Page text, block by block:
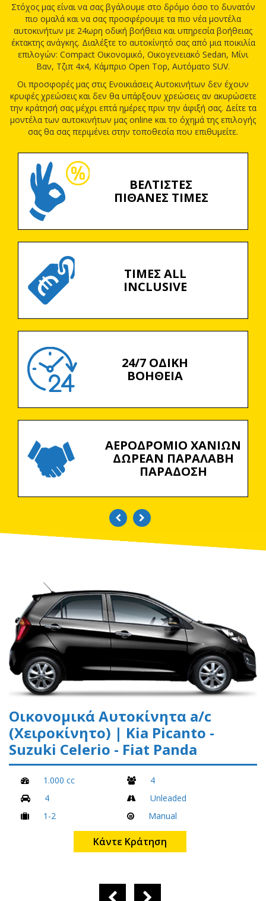
Στόχος μας είναι να σας βγάλουμε στο δρόμο όσο το δυνατόν
πιο ομαλά και να σας προσφέρουμε τα πιο νέα μοντέλα
αυτοκινήτων με 24ωρη οδική βοήθεια και υπηρεσία βοήθειας
έκτακτης ανάγκης. Διαλέξτε το αυτοκίνητό σας από μια ποικιλία
επιλογών: Compact Οικονομικό, Οικογενειακό Sedan, Μίνι
Βαν, Τζιπ 4x4, Κάμπριο Open Top, Αυτόματο SUV.
Οι προσφορές μας στις Ενοικιάσεις Αυτοκινήτων δεν έχουν
κρυφές χρεώσεις και δεν θα υπάρξουν χρεώσεις αν ακυρώσετε
την κράτησή σας μέχρι επτά ημέρες πριν την άφιξή σας. Δείτε τα
μοντέλα των αυτοκινήτων μας online και το όχημά της επιλογής
σας θα σας περιμένει στην τοποθεσία που επιθυμείτε.
ΒΕΛΤΙΣΤΕΣ
ΠΙΘΑΝΕΣ ΤΙΜΕΣ
ΤΙΜΕΣ ALL
INCLUSIVE
24/7 ΟΔΙΚΗ
ΒΟΗΘΕΙΑ
ΑΕΡΟΔΡΟΜΙΟ ΧΑΝΙΩΝ
ΔΩΡΕΑΝ ΠΑΡΑΛΑΒΗ
ΠΑΡΑΔΟΣΗ
Οικονομικά Αυτοκίνητα a/c
(Xειροκίνητο) | Kia Picanto -
Suzuki Celerio - Fiat Panda
1.000 cc
4
4
Unleaded
1-2
Manual
Κάντε Κράτηση